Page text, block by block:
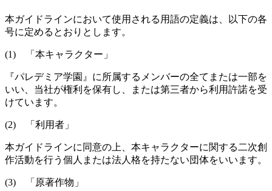
本ガイドラインにおいて使用される用語の定義は、以下の各
号に定めるとおりとします。
(1) 「本キャラクター」
『パレデミア学園』に所属するメンバーの全てまたは一部を
いい、当社が権利を保有し、または第三者から利用許諾を受
けています。
(2) 「利用者」
本ガイドラインに同意の上、本キャラクターに関する二次創
作活動を行う個人または法人格を持たない団体をいいます。
(3) 「原著作物」